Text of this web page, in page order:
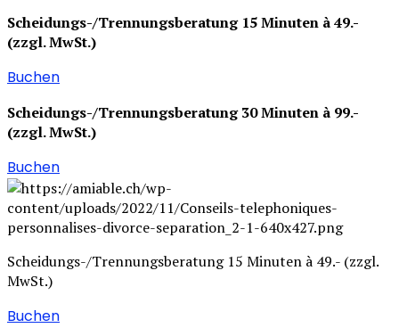
Scheidungs-/Trennungsberatung 15 Minuten à 49.-
(zzgl. MwSt.)
Buchen
Scheidungs-/Trennungsberatung 30 Minuten à 99.-
(zzgl. MwSt.)
Buchen
Scheidungs-/Trennungsberatung 15 Minuten à 49.- (zzgl.
MwSt.)
Buchen